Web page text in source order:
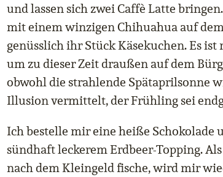
und lassen sich zwei Caffè Latte
mit einem winzigen Chihuahua auf
genüsslich ihr Stück Käsekuchen. Es
um zu dieser Zeit draußen auf dem
obwohl die strahlende Spätaprilsonne
Illusion vermittelt, der Frühling sei
Ich bestelle mir eine heiße Schokolade
sündhaft leckerem Erdbeer-Topping.
nach dem Kleingeld fische, wird mir